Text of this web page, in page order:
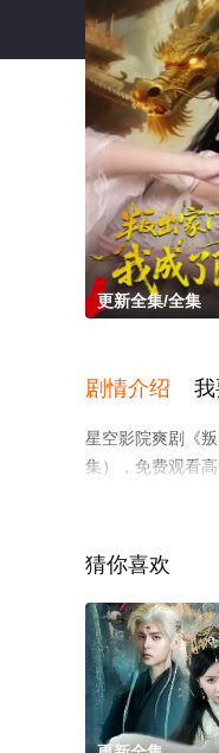
更新全集/全集
剧情介绍
星空影院爽剧《
集），免费观看
猜你喜欢